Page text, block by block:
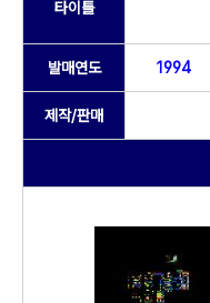
타이틀
발매연도 1994
제작/판매